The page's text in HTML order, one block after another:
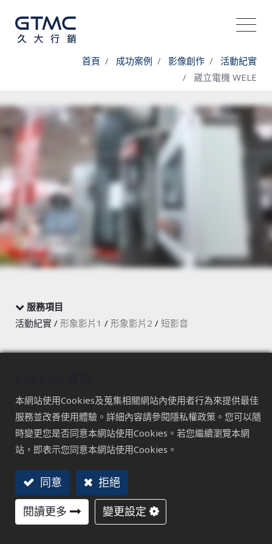
首頁 成功案例 影像創作
活動紀實
崴立電機 WELE
服務項目
活動紀實 / 形象影片1 / 形象影片2 / 短影音
蓋五軸加工中心機、車銑複合機等，致力提供高效穩定的解
決方案，行銷全球，品質深獲業界肯定。
TAICHUNG
本網站使用Cookies及蒐集相關網站內使用者行為來提供最佳
服務並改善使用體驗。詳細內容請參閱隱私權政策。您可以隨
時變更您是否同意本網站使用Cookies。若您繼續瀏覽本網
站，即表示您同意本網站使用Cookies。
同意
拒絕
閱讀更多
變更設定